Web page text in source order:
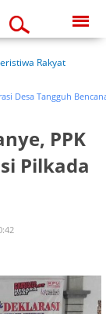
06:28:42 pm
Rakyat
Tangguh Bencana
PPK
Pilkada